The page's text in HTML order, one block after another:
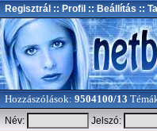
Regisztrál :: Profil :: Beállítás ::
Hozzászólások: 9504100/13
Név:
Jelszó: